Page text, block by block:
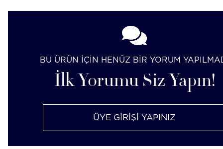
BU ÜRÜN İÇİN HENÜZ BİR YORUM
İlk Yorumu Siz Yapın!
ÜYE GİRİŞİ YAPINIZ